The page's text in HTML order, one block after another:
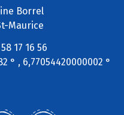
Borrel
Maurice
17 16 56
° , 6,77054420000002 °